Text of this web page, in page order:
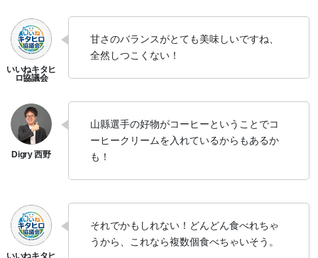
甘さのバランスがとても美味しいですね、
全然しつこくない！
山縣選手の好物がコーヒーということでコ
ーヒークリームを入れているからもあるか
も！
それでかもしれない！どんどん食べれちゃ
うから、これなら複数個食べちゃいそう。